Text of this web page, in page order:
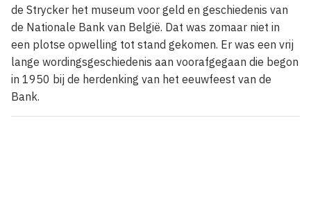
de Strycker het museum voor geld en geschiedenis van
de Nationale Bank van België. Dat was zomaar niet in
een plotse opwelling tot stand gekomen. Er was een vrij
lange wordingsgeschiedenis aan voorafgegaan die begon
in 1950 bij de herdenking van het eeuwfeest van de
Bank.